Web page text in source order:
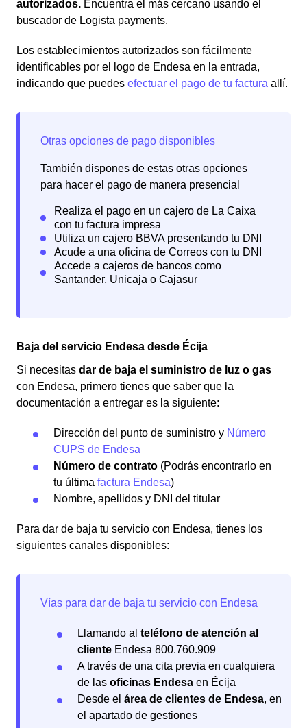
autorizados. Encuentra el más cercano usando el
buscador de Logista payments.
Los establecimientos autorizados son fácilmente
identificables por el logo de Endesa en la entrada,
indicando que puedes efectuar el pago de tu factura allí.
También dispones de estas otras opciones
para hacer el pago de manera presencial
Baja del servicio Endesa desde Écija
Si necesitas dar de baja el suministro de luz o gas
con Endesa, primero tienes que saber que la
documentación a entregar es la siguiente:
Dirección del punto de suministro y Número
CUPS de Endesa
Número de contrato (Podrás encontrarlo en
tu última factura Endesa)
Nombre, apellidos y DNI del titular
Para dar de baja tu servicio con Endesa, tienes los
siguientes canales disponibles:
Llamando al teléfono de atención al
cliente Endesa 800.760.909
A través de una cita previa en cualquiera
de las oficinas Endesa en Écija
Desde el área de clientes de Endesa, en
el apartado de gestiones